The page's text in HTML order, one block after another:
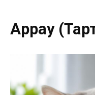
Аррау